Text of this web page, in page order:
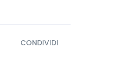
CONDIVIDI